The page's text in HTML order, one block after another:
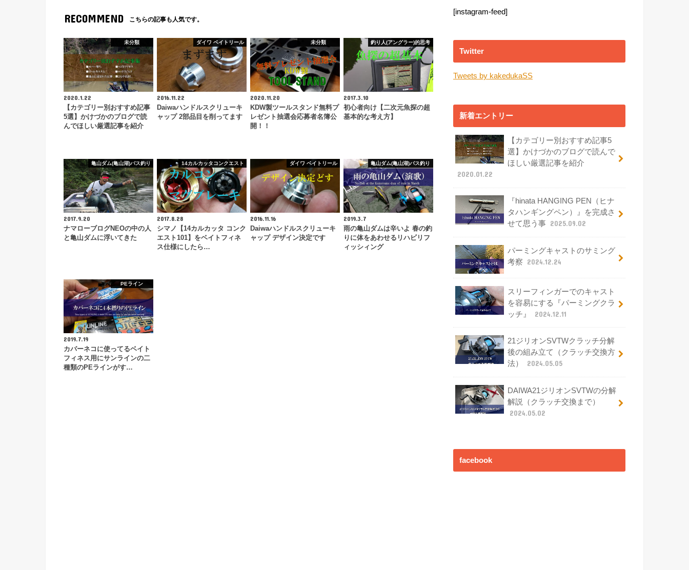
RECOMMEND こちらの記事も人気です。
未分類
2020.1.22
【カテゴリー別おすすめ記事
5選】かけづかのブログで読
んでほしい厳選記事を紹介
ダイワ ベイトリール
2016.11.22
Daiwaハンドルスクリューキ
ャップ 2部品目を削ってます
未分類
2020.11.20
KDW製ツールスタンド無料プ
レゼント抽選会応募者名簿公
開！！
釣り人(アングラー)的思考
2017.3.10
初心者向け【二次元魚探の超
基本的な考え方】
亀山ダム(亀山湖)バス釣り
2017.9.20
ナマローブログNEOの中の人
と亀山ダムに浮いてきた
14カルカッタコンクエスト
2017.8.28
シマノ【14カルカッタ コンク
エスト101】をベイトフィネ
ス仕様にしたら…
ダイワ ベイトリール
2016.11.16
Daiwaハンドルスクリューキ
ャップ デザイン決定です
亀山ダム(亀山湖)バス釣り
2019.3.7
雨の亀山ダムは辛いよ 春の釣
りに体をあわせるリハビリフ
ィッシィング
PEライン
2019.7.19
カバーネコに使ってるベイト
フィネス用にサンラインの二
種類のPEラインがす…
[instagram-feed]
Twitter
Tweets by kakedukaSS
新着エントリー
【カテゴリー別おすすめ記事5
選】かけづかのブログで読んで
ほしい厳選記事を紹介
2020.01.22
『hinata HANGING PEN（ヒナ
タハンギングペン）』を完成さ
せて思う事 2025.09.02
パーミングキャストのサミング
考察
2024.12.24
スリーフィンガーでのキャスト
を容易にする『パーミングクラ
ッチ』
2024.12.11
21ジリオンSVTWクラッチ分解
後の組み立て（クラッチ交換方
法）
2024.05.05
DAIWA21ジリオンSVTWの分解
解説（クラッチ交換まで）
2024.05.02
facebook